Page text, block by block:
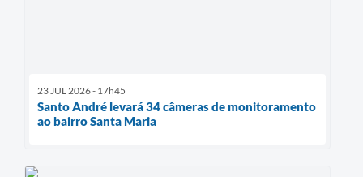
23 JUL 2026 - 17h45
Santo André levará 34 câmeras de monitoramento
ao bairro Santa Maria